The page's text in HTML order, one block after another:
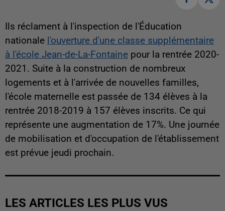
Ils réclament à l'inspection de l'Éducation
nationale l'ouverture d'une classe supplémentaire
à l'école Jean-de-La-Fontaine pour la rentrée 2020-
2021. Suite à la construction de nombreux
logements et à l'arrivée de nouvelles familles,
l'école maternelle est passée de 134 élèves à la
rentrée 2018-2019 à 157 élèves inscrits. Ce qui
représente une augmentation de 17%. Une journée
de mobilisation et d'occupation de l'établissement
est prévue jeudi prochain.
LES ARTICLES LES PLUS VUS